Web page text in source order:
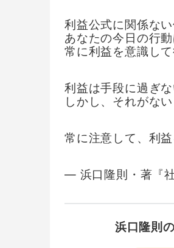
利益公式に関係な
あなたの今日の行
常に利益を意識し
利益は手段に過ぎな
しかし、それがな
常に注意して、利
― 浜口隆則・著『
浜口隆則